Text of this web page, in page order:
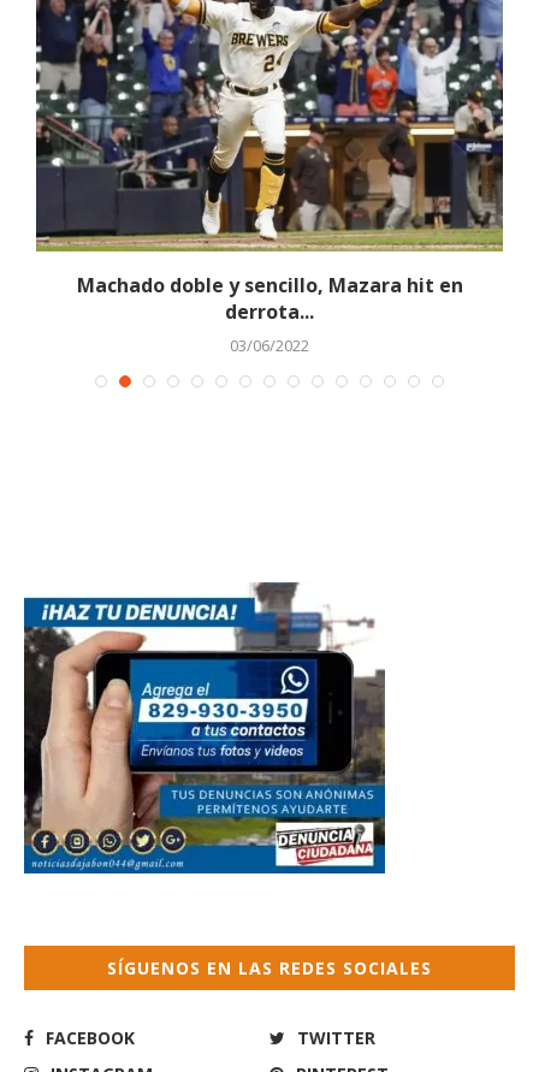
Machado doble y sencillo, Mazara hit en
derrota...
03/06/2022
SÍGUENOS EN LAS REDES SOCIALES
FACEBOOK
TWITTER